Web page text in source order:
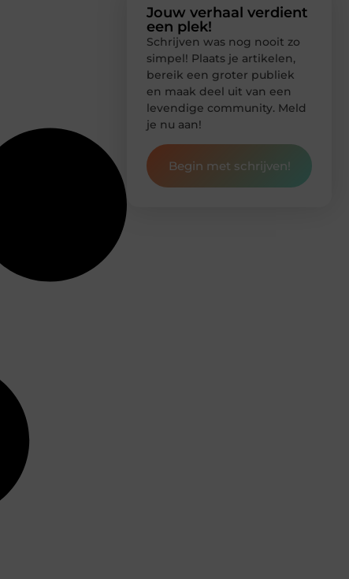
Jouw verhaal verdient
een plek!
Schrijven was nog nooit zo
simpel! Plaats je artikelen,
bereik een groter publiek
en maak deel uit van een
levendige community. Meld
je nu aan!
Begin met schrijven!